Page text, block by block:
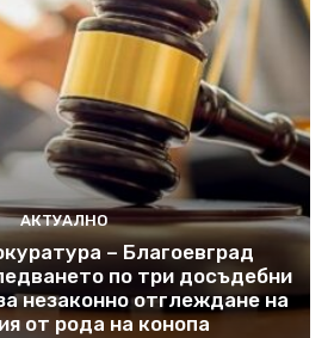
АКТУАЛНО
– Благоевград
по три досъдебни
незаконно отглеждане на
от рода на конопа